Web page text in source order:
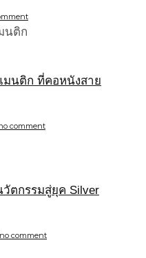
มนติก ที่คอหนังสาย
comment
วัตกรรมสู่ยุค Silver
no comment